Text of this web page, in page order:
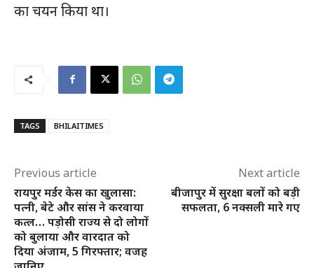
का चयन किया था।
TAGS BHILAITIMES
Previous article
रायपुर मर्डर केस का खुलासा:
पत्नी, बेटे और सांस ने करवाया
कत्ल… पड़ोसी राज्य से दो लोगों
को बुलाया और वारदात को
दिया अंजाम, 5 गिरफ्तार; वजह
Next article
बीजापुर में सुरक्षा बलों को बड़ी
सफलता, 6 नक्सली मारे गए